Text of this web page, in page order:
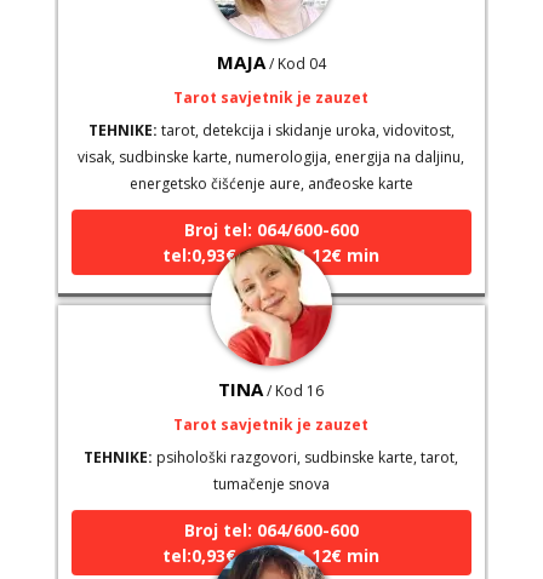
MAJA / Kod 04
Tarot savjetnik je zauzet
TEHNIKE: tarot, detekcija i skidanje uroka, vidovitost,
visak, sudbinske karte, numerologija, energija na daljinu,
energetsko čišćenje aure, anđeoske karte
Broj tel: 064/600-600
tel:0,93€ - mob:1,12€ min
TINA / Kod 16
Tarot savjetnik je zauzet
TEHNIKE:
psihološki razgovori, sudbinske karte, tarot,
tumačenje snova
Broj tel: 064/600-600
tel:0,93€ - mob:1,12€ min